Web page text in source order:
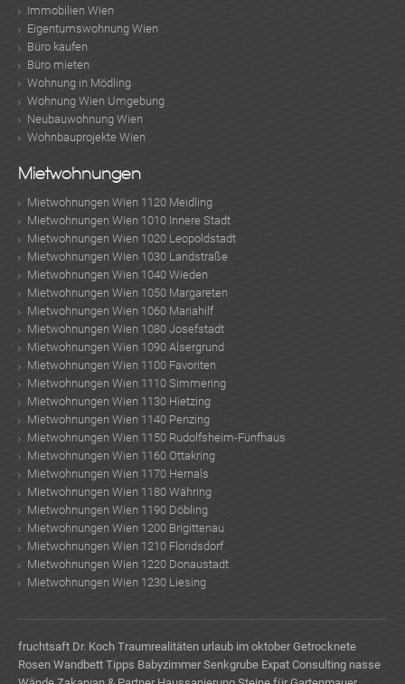
Immobilien Wien
Eigentumswohnung Wien
Büro kaufen
Büro mieten
Wohnung in Mödling
Wohnung Wien Umgebung
Neubauwohnung Wien
Wohnbauprojekte Wien
Mietwohnungen
Mietwohnungen Wien 1120 Meidling
Mietwohnungen Wien 1010 Innere Stadt
Mietwohnungen Wien 1020 Leopoldstadt
Mietwohnungen Wien 1030 Landstraße
Mietwohnungen Wien 1040 Wieden
Mietwohnungen Wien 1050 Margareten
Mietwohnungen Wien 1060 Mariahilf
Mietwohnungen Wien 1080 Josefstadt
Mietwohnungen Wien 1090 Alsergrund
Mietwohnungen Wien 1100 Favoriten
Mietwohnungen Wien 1110 Simmering
Mietwohnungen Wien 1130 Hietzing
Mietwohnungen Wien 1140 Penzing
Mietwohnungen Wien 1150 Rudolfsheim-Fünfhaus
Mietwohnungen Wien 1160 Ottakring
Mietwohnungen Wien 1170 Hernals
Mietwohnungen Wien 1180 Währing
Mietwohnungen Wien 1190 Döbling
Mietwohnungen Wien 1200 Brigittenau
Mietwohnungen Wien 1210 Floridsdorf
Mietwohnungen Wien 1220 Donaustadt
Mietwohnungen Wien 1230 Liesing
fruchtsaft Dr. Koch Traumrealitäten urlaub im oktober Getrocknete
Rosen Wandbett Tipps Babyzimmer Senkgrube Expat Consulting nasse